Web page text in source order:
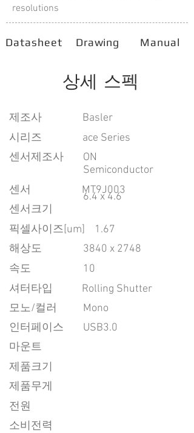
resolutions
Datasheet Drawing Manual
상세 스펙
​제조사
시리즈
ace Series
센서제조사
ON
Semiconductor
센서
MT9J003
센서크기
픽셀사이즈[um]
1.67
​해상도
3840 x 2748
속도
10
​셔터타입
Rolling Shutter
모노/컬러
Mono
인터페이스
USB3.0
마운트
제품크기
제품무게
전원
소비전력
Basler
6.4 x 4.6